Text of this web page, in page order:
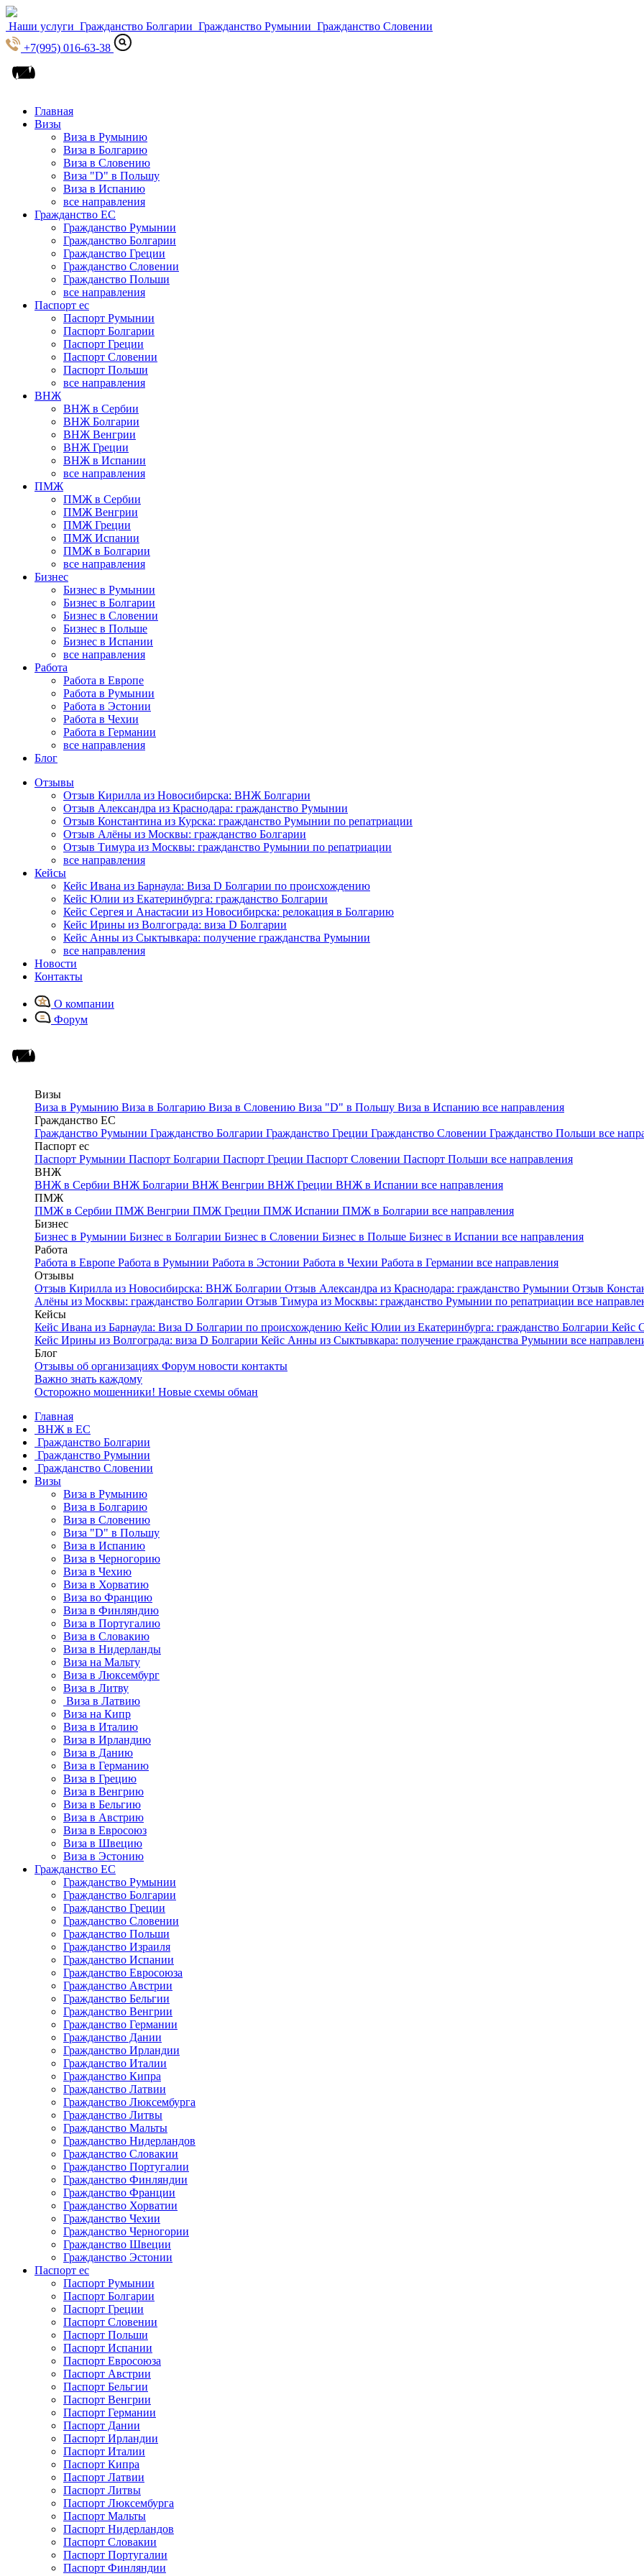
Наши услуги Гражданство Болгарии Гражданство Румынии Гражданство Словении
+7(995) 016-63-38
Главная
Визы
Виза в Румынию
Виза в Болгарию
Виза в Словению
Виза "D" в Польшу
Виза в Испанию
все направления
Гражданство ЕС
Гражданство Румынии
Гражданство Болгарии
Гражданство Греции
Гражданство Словении
Гражданство Польши
все направления
Паспорт ес
Паспорт Румынии
Паспорт Болгарии
Паспорт Греции
Паспорт Словении
Паспорт Польши
все направления
ВНЖ
ВНЖ в Сербии
ВНЖ Болгарии
ВНЖ Венгрии
ВНЖ Греции
ВНЖ в Испании
все направления
ПМЖ
ПМЖ в Сербии
ПМЖ Венгрии
ПМЖ Греции
ПМЖ Испании
ПМЖ в Болгарии
все направления
Бизнес
Бизнес в Румынии
Бизнес в Болгарии
Бизнес в Словении
Бизнес в Польше
Бизнес в Испании
все направления
Работа
Работа в Европе
Работа в Румынии
Работа в Эстонии
Работа в Чехии
Работа в Германии
все направления
Блог
Отзывы
Отзыв Кирилла из Новосибирска: ВНЖ Болгарии
Отзыв Александра из Краснодара: гражданство Румынии
Отзыв Константина из Курска: гражданство Румынии по репатриации
Отзыв Алёны из Москвы: гражданство Болгарии
Отзыв Тимура из Москвы: гражданство Румынии по репатриации
все направления
Кейсы
Кейс Ивана из Барнаула: Виза D Болгарии по происхождению
Кейс Юлии из Екатеринбурга: гражданство Болгарии
Кейс Сергея и Анастасии из Новосибирска: релокация в Болгарию
Кейс Ирины из Волгограда: виза D Болгарии
Кейс Анны из Сыктывкара: получение гражданства Румынии
все направления
Новости
Контакты
О компании
Форум
Визы
Виза в Румынию Виза в Болгарию Виза в Словению Виза "D" в Польшу Виза в Испанию все направления
Гражданство ЕС
Гражданство Румынии Гражданство Болгарии Гражданство Греции Гражданство Словении Гражданство Польши все
Паспорт ес
Паспорт Румынии Паспорт Болгарии Паспорт Греции Паспорт Словении Паспорт Польши все направления
ВНЖ
ВНЖ в Сербии ВНЖ Болгарии ВНЖ Венгрии ВНЖ Греции ВНЖ в Испании все направления
ПМЖ
ПМЖ в Сербии ПМЖ Венгрии ПМЖ Греции ПМЖ Испании ПМЖ в Болгарии все направления
Бизнес
Бизнес в Румынии Бизнес в Болгарии Бизнес в Словении Бизнес в Польше Бизнес в Испании все направления
Работа
Работа в Европе Работа в Румынии Работа в Эстонии Работа в Чехии Работа в Германии все направления
Отзывы
Отзыв Кирилла из Новосибирска: ВНЖ Болгарии Отзыв Александра из Краснодара: гражданство Румынии Отзыв
Алёны из Москвы: гражданство Болгарии Отзыв Тимура из Москвы: гражданство Румынии по репатриации все
Кейсы
Кейс Ивана из Барнаула: Виза D Болгарии по происхождению Кейс Юлии из Екатеринбурга: гражданство Болгарии Кейс
Кейс Ирины из Волгограда: виза D Болгарии Кейс Анны из Сыктывкара: получение гражданства Румынии все
Блог
Отзывы об организациях Форум новости контакты
Важно знать каждому
Осторожно мошенники! Новые схемы обман
Главная
ВНЖ в ЕС
Гражданство Болгарии
Гражданство Румынии
Гражданство Словении
Визы
Виза в Румынию
Виза в Болгарию
Виза в Словению
Виза "D" в Польшу
Виза в Испанию
Виза в Черногорию
Виза в Чехию
Виза в Хорватию
Виза во Францию
Виза в Финляндию
Виза в Португалию
Виза в Словакию
Виза в Нидерланды
Виза на Мальту
Виза в Люксембург
Виза в Литву
Виза в Латвию
Виза на Кипр
Виза в Италию
Виза в Ирландию
Виза в Данию
Виза в Германию
Виза в Грецию
Виза в Венгрию
Виза в Бельгию
Виза в Австрию
Виза в Евросоюз
Виза в Швецию
Виза в Эстонию
Гражданство ЕС
Гражданство Румынии
Гражданство Болгарии
Гражданство Греции
Гражданство Словении
Гражданство Польши
Гражданство Израиля
Гражданство Испании
Гражданство Евросоюза
Гражданство Австрии
Гражданство Бельгии
Гражданство Венгрии
Гражданство Германии
Гражданство Дании
Гражданство Ирландии
Гражданство Италии
Гражданство Кипра
Гражданство Латвии
Гражданство Люксембурга
Гражданство Литвы
Гражданство Мальты
Гражданство Нидерландов
Гражданство Словакии
Гражданство Португалии
Гражданство Финляндии
Гражданство Франции
Гражданство Хорватии
Гражданство Чехии
Гражданство Черногории
Гражданство Швеции
Гражданство Эстонии
Паспорт ес
Паспорт Румынии
Паспорт Болгарии
Паспорт Греции
Паспорт Словении
Паспорт Польши
Паспорт Испании
Паспорт Евросоюза
Паспорт Австрии
Паспорт Бельгии
Паспорт Венгрии
Паспорт Германии
Паспорт Дании
Паспорт Ирландии
Паспорт Италии
Паспорт Кипра
Паспорт Латвии
Паспорт Литвы
Паспорт Люксембурга
Паспорт Мальты
Паспорт Нидерландов
Паспорт Словакии
Паспорт Португалии
Паспорт Финляндии